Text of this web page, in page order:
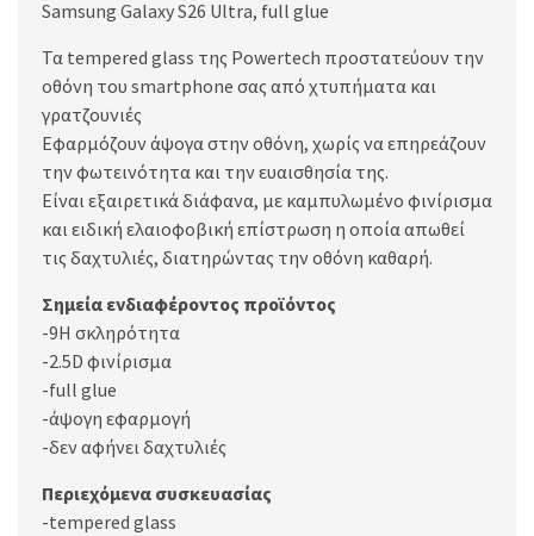
Samsung Galaxy S26 Ultra, full glue
Τα tempered glass της Powertech προστατεύουν την
οθόνη του smartphone σας από χτυπήματα και
γρατζουνιές
Εφαρμόζουν άψογα στην οθόνη, χωρίς να επηρεάζουν
την φωτεινότητα και την ευαισθησία της.
Είναι εξαιρετικά διάφανα, με καμπυλωμένο φινίρισμα
και ειδική ελαιοφοβική επίστρωση η οποία απωθεί
τις δαχτυλιές, διατηρώντας την οθόνη καθαρή.
Σημεία ενδιαφέροντος προϊόντος
-9H σκληρότητα
-2.5D φινίρισμα
-full glue
-άψογη εφαρμογή
-δεν αφήνει δαχτυλιές
Περιεχόμενα συσκευασίας
-tempered glass